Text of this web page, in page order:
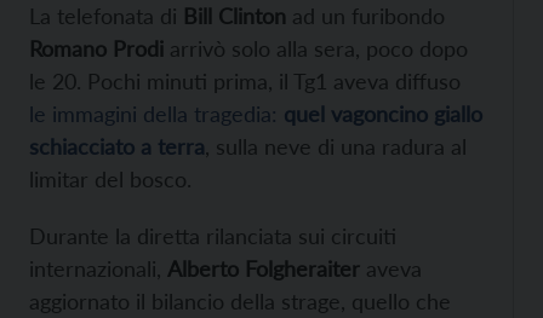
La telefonata di Bill Clinton ad un furibondo
Romano Prodi arrivò solo alla sera, poco dopo
le 20. Pochi minuti prima, il Tg1 aveva diffuso
le immagini della tragedia: quel vagoncino giallo
schiacciato a terra , sulla neve di una radura al
limitar del bosco.
Durante la diretta rilanciata sui circuiti
internazionali, Alberto Folgheraiter aveva
aggiornato il bilancio della strage, quello che